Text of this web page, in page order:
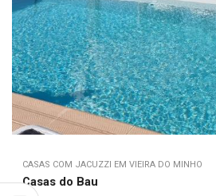
CASAS COM JACUZZI EM VIEIRA DO MINHO
Casas do Bau